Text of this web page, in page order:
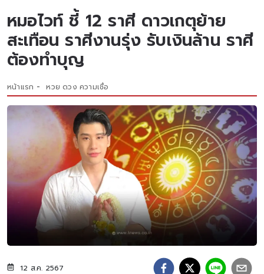
หมอไวท์ ชี้ 12 ราศี ดาวเกตุย้าย
สะเทือน ราศีงานรุ่ง รับเงินล้าน ราศี
ต้องทำบุญ
หน้าแรก หวย ดวง ความเชื่อ
12 ส.ค. 2567